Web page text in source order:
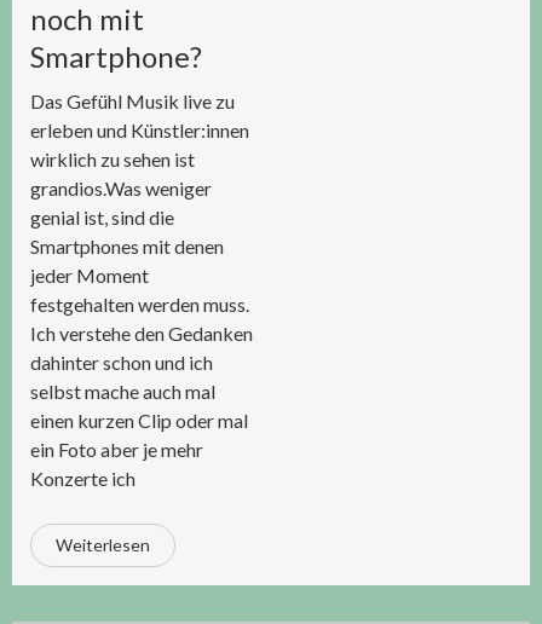
noch mit
Smartphone?
Das Gefühl Musik live zu
erleben und Künstler:innen
wirklich zu sehen ist
grandios.Was weniger
genial ist, sind die
Smartphones mit denen
jeder Moment
festgehalten werden muss.
Ich verstehe den Gedanken
dahinter schon und ich
selbst mache auch mal
einen kurzen Clip oder mal
ein Foto aber je mehr
Konzerte ich
Weiterlesen